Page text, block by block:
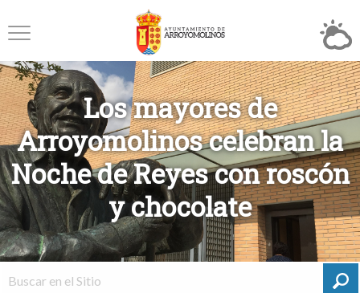
Los mayores de
Arroyomolinos celebran la
Noche de Reyes con roscón
y chocolate